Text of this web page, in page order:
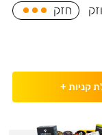
חזק
קניות +